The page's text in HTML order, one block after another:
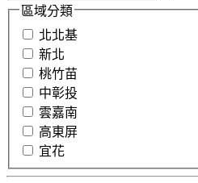
區域分類
北北基
新北
桃竹苗
中彰投
雲嘉南
高東屏
宜花